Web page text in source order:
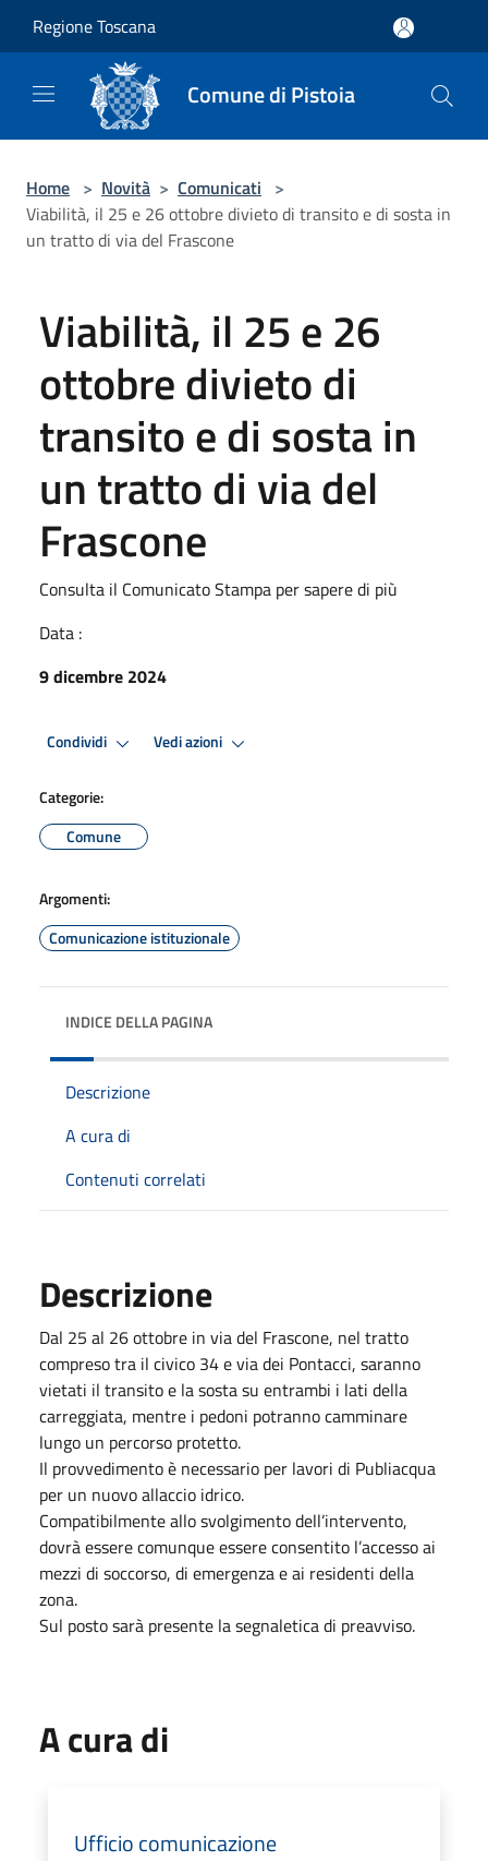
Regione Toscana
Comune di Pistoia
Home > Novità > Comunicati >
Viabilità, il 25 e 26 ottobre divieto di transito e di sosta in
un tratto di via del Frascone
Viabilità, il 25 e 26
ottobre divieto di
transito e di sosta in
un tratto di via del
Frascone
Consulta il Comunicato Stampa per sapere di più
Data :
9 dicembre 2024
Condividi Vedi azioni
Categorie:
Comune
Argomenti:
Comunicazione istituzionale
INDICE DELLA PAGINA
Descrizione
A cura di
Contenuti correlati
Descrizione
Dal 25 al 26 ottobre in via del Frascone, nel tratto
compreso tra il civico 34 e via dei Pontacci, saranno
vietati il transito e la sosta su entrambi i lati della
carreggiata, mentre i pedoni potranno camminare
lungo un percorso protetto.
Il provvedimento è necessario per lavori di Publiacqua
per un nuovo allaccio idrico.
Compatibilmente allo svolgimento dell’intervento,
dovrà essere comunque essere consentito l’accesso ai
mezzi di soccorso, di emergenza e ai residenti della
zona.
Sul posto sarà presente la segnaletica di preavviso.
A cura di
Ufficio comunicazione